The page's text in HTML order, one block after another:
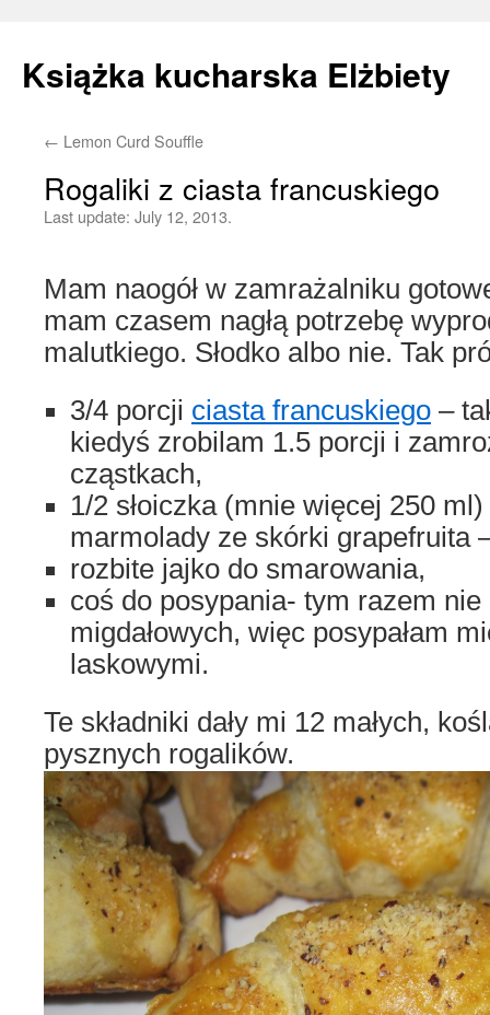
Książka kucharska Elżbiety
Skip
← Lemon Curd Souffle
Rogaliki z ciasta francuskiego
Last update: July 12, 2013.
Mam naogół w zamrażalniku
mam czasem nagłą potrzebę
malutkiego. Słodko albo nie. Tak
3/4 porcji ciasta francuskiego –
kiedyś zrobilam 1.5 porcji i
cząstkach,
1/2 słoiczka (mnie więcej 250
marmolady ze skórki grapefruita
rozbite jajko do smarowania,
coś do posypania- tym razem nie
migdałowych, więc posypałam
laskowymi.
Te składniki dały mi 12 małych,
pysznych rogalików.